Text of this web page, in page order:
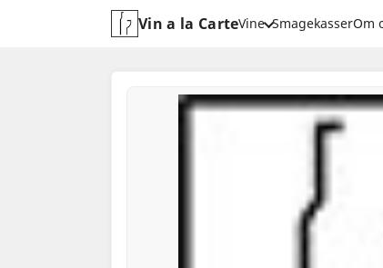
Vin a la CarteVine SmagekasserOm